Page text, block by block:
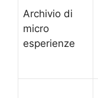
Archivio di
micro
esperienze